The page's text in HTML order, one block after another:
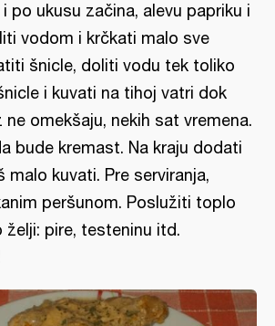
po ukusu začina, alevu papriku i
vodom i krčkati malo sve
šnicle, doliti vodu tek toliko
i kuvati na tihoj vatri dok
ne omekšaju, nekih sat vremena.
bude kremast. Na kraju dodati
malo kuvati. Pre serviranja,
peršunom. Poslužiti toplo
želji: pire, testeninu itd.